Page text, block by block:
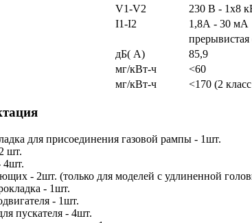
V1-V2
230 В - 1х8
I1-I2
1,8А - 30 мА
дБ( А) 85,9
мг/кВт-ч
<60
мг/кВт-ч <170 (2
для присоединения газовой рампы - 1шт.
шт.
4шт.
- 2шт. (только для моделей с удлиненной
- 1шт.
- 1шт.
пускателя - 4шт.